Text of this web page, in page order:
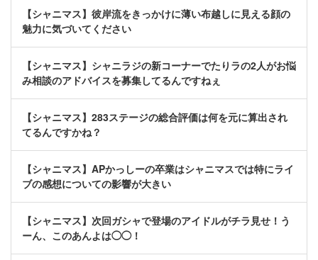
【シャニマス】彼岸流をきっかけに薄い布越しに見える顔の
魅力に気づいてください
【シャニマス】シャニラジの新コーナーでたりラの2人がお悩
み相談のアドバイスを募集してるんですねぇ
【シャニマス】283ステージの総合評価は何を元に算出され
てるんですかね？
【シャニマス】APかっしーの卒業はシャニマスでは特にライ
ブの感想についての影響が大きい
【シャニマス】次回ガシャで登場のアイドルがチラ見せ！う
ーん、このあんよは◯◯！